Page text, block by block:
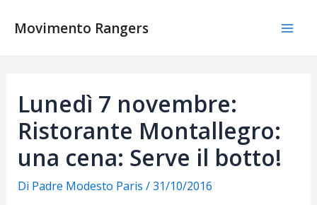
Movimento Rangers
Lunedì 7 novembre:
Ristorante Montallegro:
una cena: Serve il botto!
Di Padre Modesto Paris /31/10/2016